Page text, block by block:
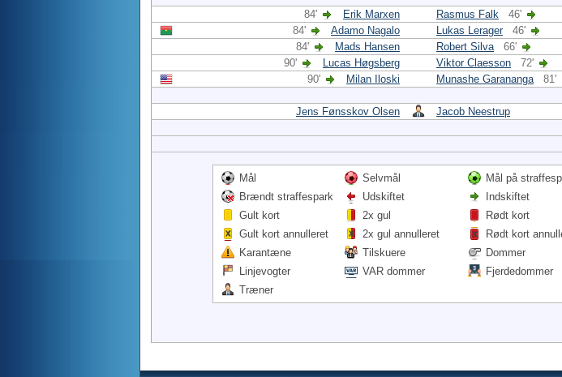
84' Erik Marxen Rasmus Falk
46'
84'
Adamo Nagalo Lukas Lerager
46'
84'
Mads Hansen Robert Silva
66'
90'
Lucas Høgsberg Viktor Claesson
72'
90'
Milan Iloski Munashe Garananga 81'
Jens Fønsskov Olsen Jacob Neestrup
Mål Selvmål
Mål på
Brændt straffespark
Udskiftet
Indskiftet
Gult kort
2x gul
Rødt kort
Gult kort annulleret
2x gul annulleret
Rødt kort
Karantæne
Tilskuere
Dommer
Linjevogter
VAR dommer
Fjerdedommer
Træner